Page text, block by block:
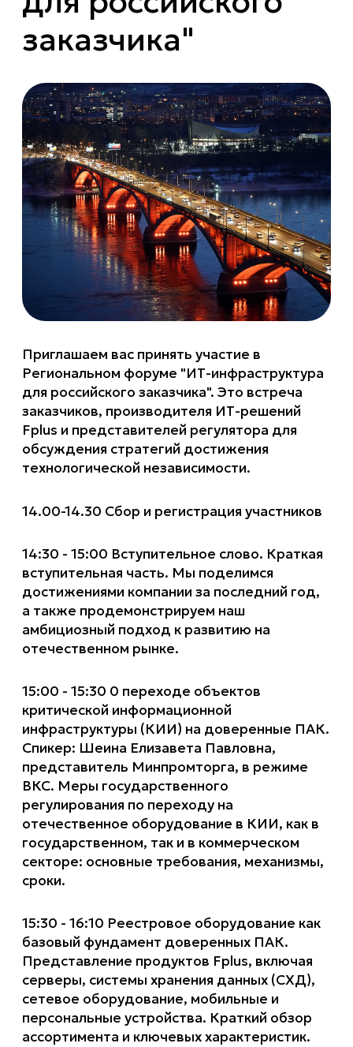
заказчика"
Приглашаем вас принять участие в
Региональном форуме "ИТ-инфраструктура
для российского заказчика". Это встреча
заказчиков, производителя ИТ-решений
Fplus и представителей регулятора для
обсуждения стратегий достижения
технологической независимости.
14.00-14.30 Сбор и регистрация участников
14:30 - 15:00 Вступительное слово. Краткая
вступительная часть. Мы поделимся
достижениями компании за последний год,
а также продемонстрируем наш
амбициозный подход к развитию на
отечественном рынке.
15:00 - 15:30 0 переходе объектов
критической информационной
инфраструктуры (КИИ) на доверенные ПАК.
Спикер: Шеина Елизавета Павловна,
представитель Минпромторга, в режиме
ВКС. Меры государственного
регулирования по переходу на
отечественное оборудование в КИИ, как в
государственном, так и в коммерческом
секторе: основные требования, механизмы,
сроки.
15:30 - 16:10 Реестровое оборудование как
базовый фундамент доверенных ПАК.
Представление продуктов Fplus, включая
серверы, системы хранения данных (СХД),
сетевое оборудование, мобильные и
персональные устройства. Краткий обзор
ассортимента и ключевых характеристик.